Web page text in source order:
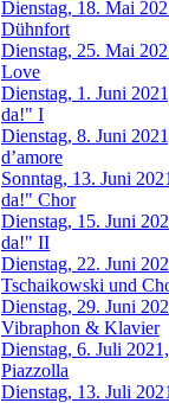
Dienstag, 18. Mai
Dühnfort
Dienstag, 25. Mai
Love
Dienstag, 1. Juni
da!" I
Dienstag, 8. Juni
d’amore
Sonntag, 13. Juni
da!" Chor
Dienstag, 15. Juni
da!" II
Dienstag, 22. Juni
Tschaikowski und
Dienstag, 29. Juni
Vibraphon & Klavier
Dienstag, 6. Juli
Piazzolla
Dienstag, 13. Juli